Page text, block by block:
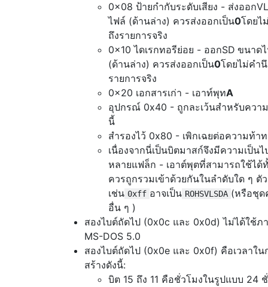
0x08 ป้ายกำกับระดับเสียง - ส่งออกVL
ไฟล์ (ด้านล่าง) ควรส่งออกเป็น0โดยไ
ถึงรายการจริง
0x10 ไดเรกทอรีย่อย - ออกSD ขนาด
(ด้านล่าง) ควรส่งออกเป็น0โดยไม่คำ
รายการจริง
0x20 เอกสารเก่า - เอาท์พุทA
อุปกรณ์ 0x40 - ถูกละเว้นสำหรับควา
นี้
สำรองไว้ 0x80 - เพิกเฉยต่อความท้า
เนื่องจากนี่เป็นบิตมาสก์จึงมีความเป็นไ
หลายแฟล็ก - เอาต์พุตที่สามารถใช้ได้
ควรถูกรวมเข้าด้วยกันในลำดับใด ๆ ตั
เช่น 0xff อาจเป็น ROHSVLSDA (หรือชุด
อื่น ๆ )
สองไบต์ถัดไป (0x0c และ 0x0d) ไม่ได้ใช้ภ
MS-DOS 5.0
สองไบต์ถัดไป (0x0e และ 0x0f) คือเวลาใน
สร้างดังนี้:
บิต 15 ถึง 11 คือชั่วโมงในรูปแบบ 24